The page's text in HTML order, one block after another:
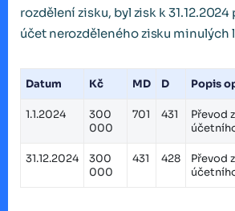
rozdělení zisku, byl zisk k
účet nerozděleného zisku minulých
Datum Kč MD D Popis
1.1.2024
300
000
701 431
Převod
31.12.2024
300
000
431 428
Převod